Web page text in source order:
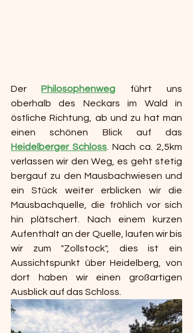
Der Philosophenweg
führt uns
oberhalb des Neckars im Wald in
östliche Richtung, ab und zu hat man
Heidelberger Schloss . Nach ca. 2,5km
verlassen wir den Weg, es geht stetig
bergauf zu den Mausbachwiesen und
ein Stück weiter erblicken wir die
Mausbachquelle, die fröhlich vor sich
hin plätschert. Nach einem kurzen
Aufenthalt an der Quelle, laufen wir bis
Aussichtspunkt über Heidelberg, von
dort haben wir einen großartigen
Ausblick auf das Schloss.